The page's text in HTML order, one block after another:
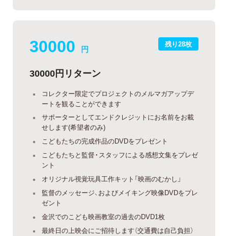
残り28枚
30000 円
30000円リターン
コレクター限定でプロジェクトのメルマガアップデ
ートを観ることができます
サポーターとしてエンドクレジットにお名前をお載
せします(希望者のみ)
こどもたちの完成作品のDVDをプレゼント
こどもたちと監督・スタッフによる感想文集をプレゼ
ント
オリジナル視覚玩具工作キット「映画のむかし」
監督のメッセージ、およびメイキング映像DVDをプレ
ゼント
金沢でのこども映画教室の過去のDVD1枚
最終日の上映会にご招待します（交通費は自己負担）